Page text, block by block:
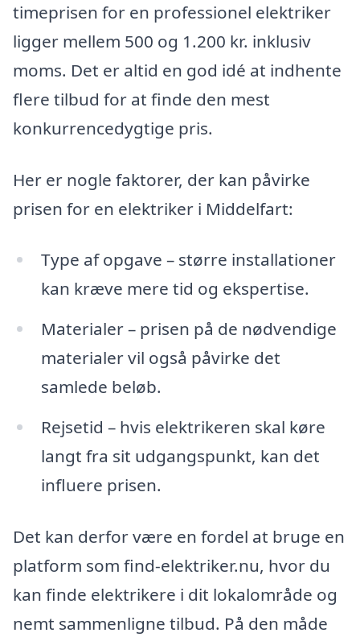
timeprisen for en professionel elektriker
ligger mellem 500 og 1.200 kr. inklusiv
moms. Det er altid en god idé at indhente
flere tilbud for at finde den mest
konkurrencedygtige pris.
Her er nogle faktorer, der kan påvirke
prisen for en elektriker i Middelfart:
Type af opgave – større installationer
kan kræve mere tid og ekspertise.
Materialer – prisen på de nødvendige
materialer vil også påvirke det
samlede beløb.
Rejsetid – hvis elektrikeren skal køre
langt fra sit udgangspunkt, kan det
influere prisen.
Det kan derfor være en fordel at bruge en
platform som find-elektriker.nu, hvor du
kan finde elektrikere i dit lokalområde og
nemt sammenligne tilbud. På den måde